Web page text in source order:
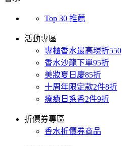
Top 30 推薦
活動專區
專櫃香水最高現折550
香水沙龍下單95折
美妝夏日慶85折
十周年限定款2件8折
療癒日系香2件9折
折價券專區
香水折價券商品